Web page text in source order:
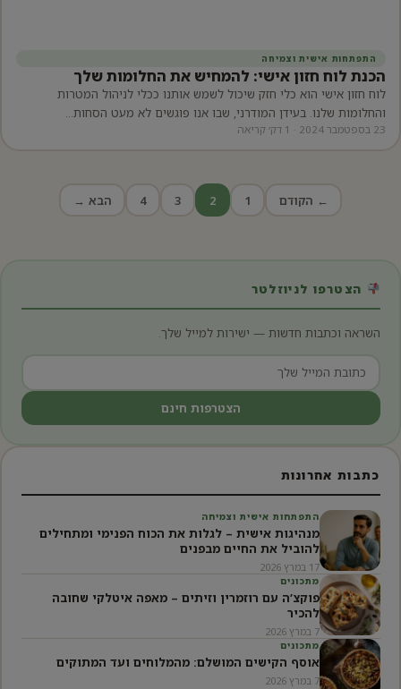
התפתחות אישית וצמיחה
הכנת לוח חזון אישי: להמחיש את החלומות שלך
לוח חזון אישי הוא כלי חזק שיכול לשמש אותנו ככלי לניהול המטרות
והחלומות שלנו. בעידן המודרני, שבו אנו פוגשים לא מעט הסחות…
23 בספטמבר 2024 · 1 דק׳ קריאה
Posts
← הקודם 1
2
3
4 הבא →
הצטרפו לניוזלטר
השראה וכתבות חדשות — ישירות למייל שלך.
הצטרפות חינם
כתבות אחרונות
התפתחות אישית וצמיחה
מנהיגות אישית – לגלות את הכוח הפנימי ומתחילים
להוביל את החיים מבפנים
17 במרץ 2026
מתכונים
פוקצ’ה עם רוזמרין וזיתים – מאפה איטלקי שחובה
להכיר
7 במרץ 2026
מתכונים
אוסף הקישים המושלם: מהמלוחים ועד המתוקים
7 במרץ 2026